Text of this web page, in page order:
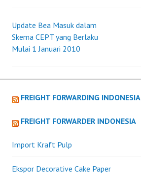
Post
navigation
Update Bea Masuk dalam
Skema CEPT yang Berlaku
Mulai 1 Januari 2010
FREIGHT FORWARDING INDONESIA
FREIGHT FORWARDER INDONESIA
Import Kraft Pulp
Ekspor Decorative Cake Paper